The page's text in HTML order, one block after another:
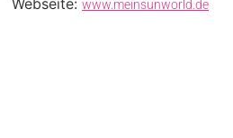
Webseite: www.meinsunworld.de